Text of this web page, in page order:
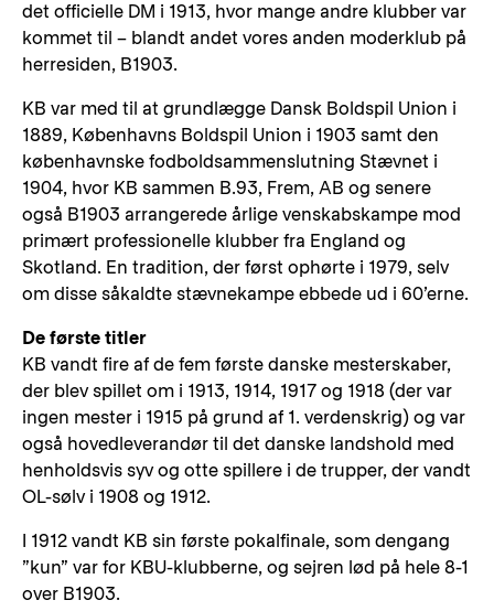
det officielle DM i 1913, hvor mange andre klubber var
kommet til – blandt andet vores anden moderklub på
herresiden, B1903.
KB var med til at grundlægge Dansk Boldspil Union i
1889, Københavns Boldspil Union i 1903 samt den
københavnske fodboldsammenslutning Stævnet i
1904, hvor KB sammen B.93, Frem, AB og senere
også B1903 arrangerede årlige venskabskampe mod
primært professionelle klubber fra England og
Skotland. En tradition, der først ophørte i 1979, selv
om disse såkaldte stævnekampe ebbede ud i 60’erne.
De første titler
KB vandt fire af de fem første danske mesterskaber,
der blev spillet om i 1913, 1914, 1917 og 1918 (der var
ingen mester i 1915 på grund af 1. verdenskrig) og var
også hovedleverandør til det danske landshold med
henholdsvis syv og otte spillere i de trupper, der vandt
OL-sølv i 1908 og 1912.
I 1912 vandt KB sin første pokalfinale, som dengang
”kun” var for KBU-klubberne, og sejren lød på hele 8-1
over B1903.